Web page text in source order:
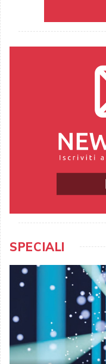
SPECIALI